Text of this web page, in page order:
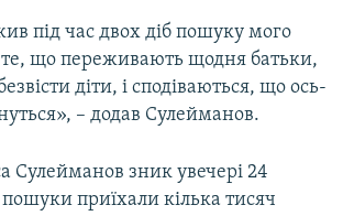
під час двох діб пошуку мого
те, що переживають щодня батьки,
діти, і сподіваються, що ось-
– додав Сулейманов.
Сулейманов зник увечері 24
приїхали кілька тисяч